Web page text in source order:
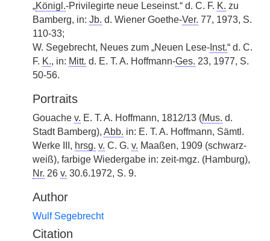
„Königl.-Privilegirte neue Leseinst.“ d. C. F. K. zu
Bamberg, in: Jb. d. Wiener Goethe-Ver. 77, 1973, S.
110-33;
W. Segebrecht, Neues zum „Neuen Lese- Inst.“ d. C.
F. K., in: Mitt. d. E. T. A. Hoffmann-Ges. 23, 1977, S.
50-56.
Portraits
Gouache v. E. T. A. Hoffmann, 1812/13 (Mus. d.
Stadt Bamberg), Abb. in: E. T. A. Hoffmann, Sämtl.
Werke III, hrsg. v. C. G. v. Maaßen, 1909 (schwarz-
weiß), farbige Wiedergabe in: zeit-mgz. (Hamburg),
Nr. 26 v. 30.6.1972, S. 9.
Author
Wulf Segebrecht
Citation